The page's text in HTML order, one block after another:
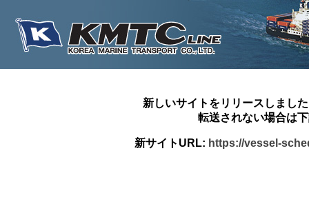
新しいサイトをリリースしまし
転送されない場合は
新サイトURL: https://vessel-